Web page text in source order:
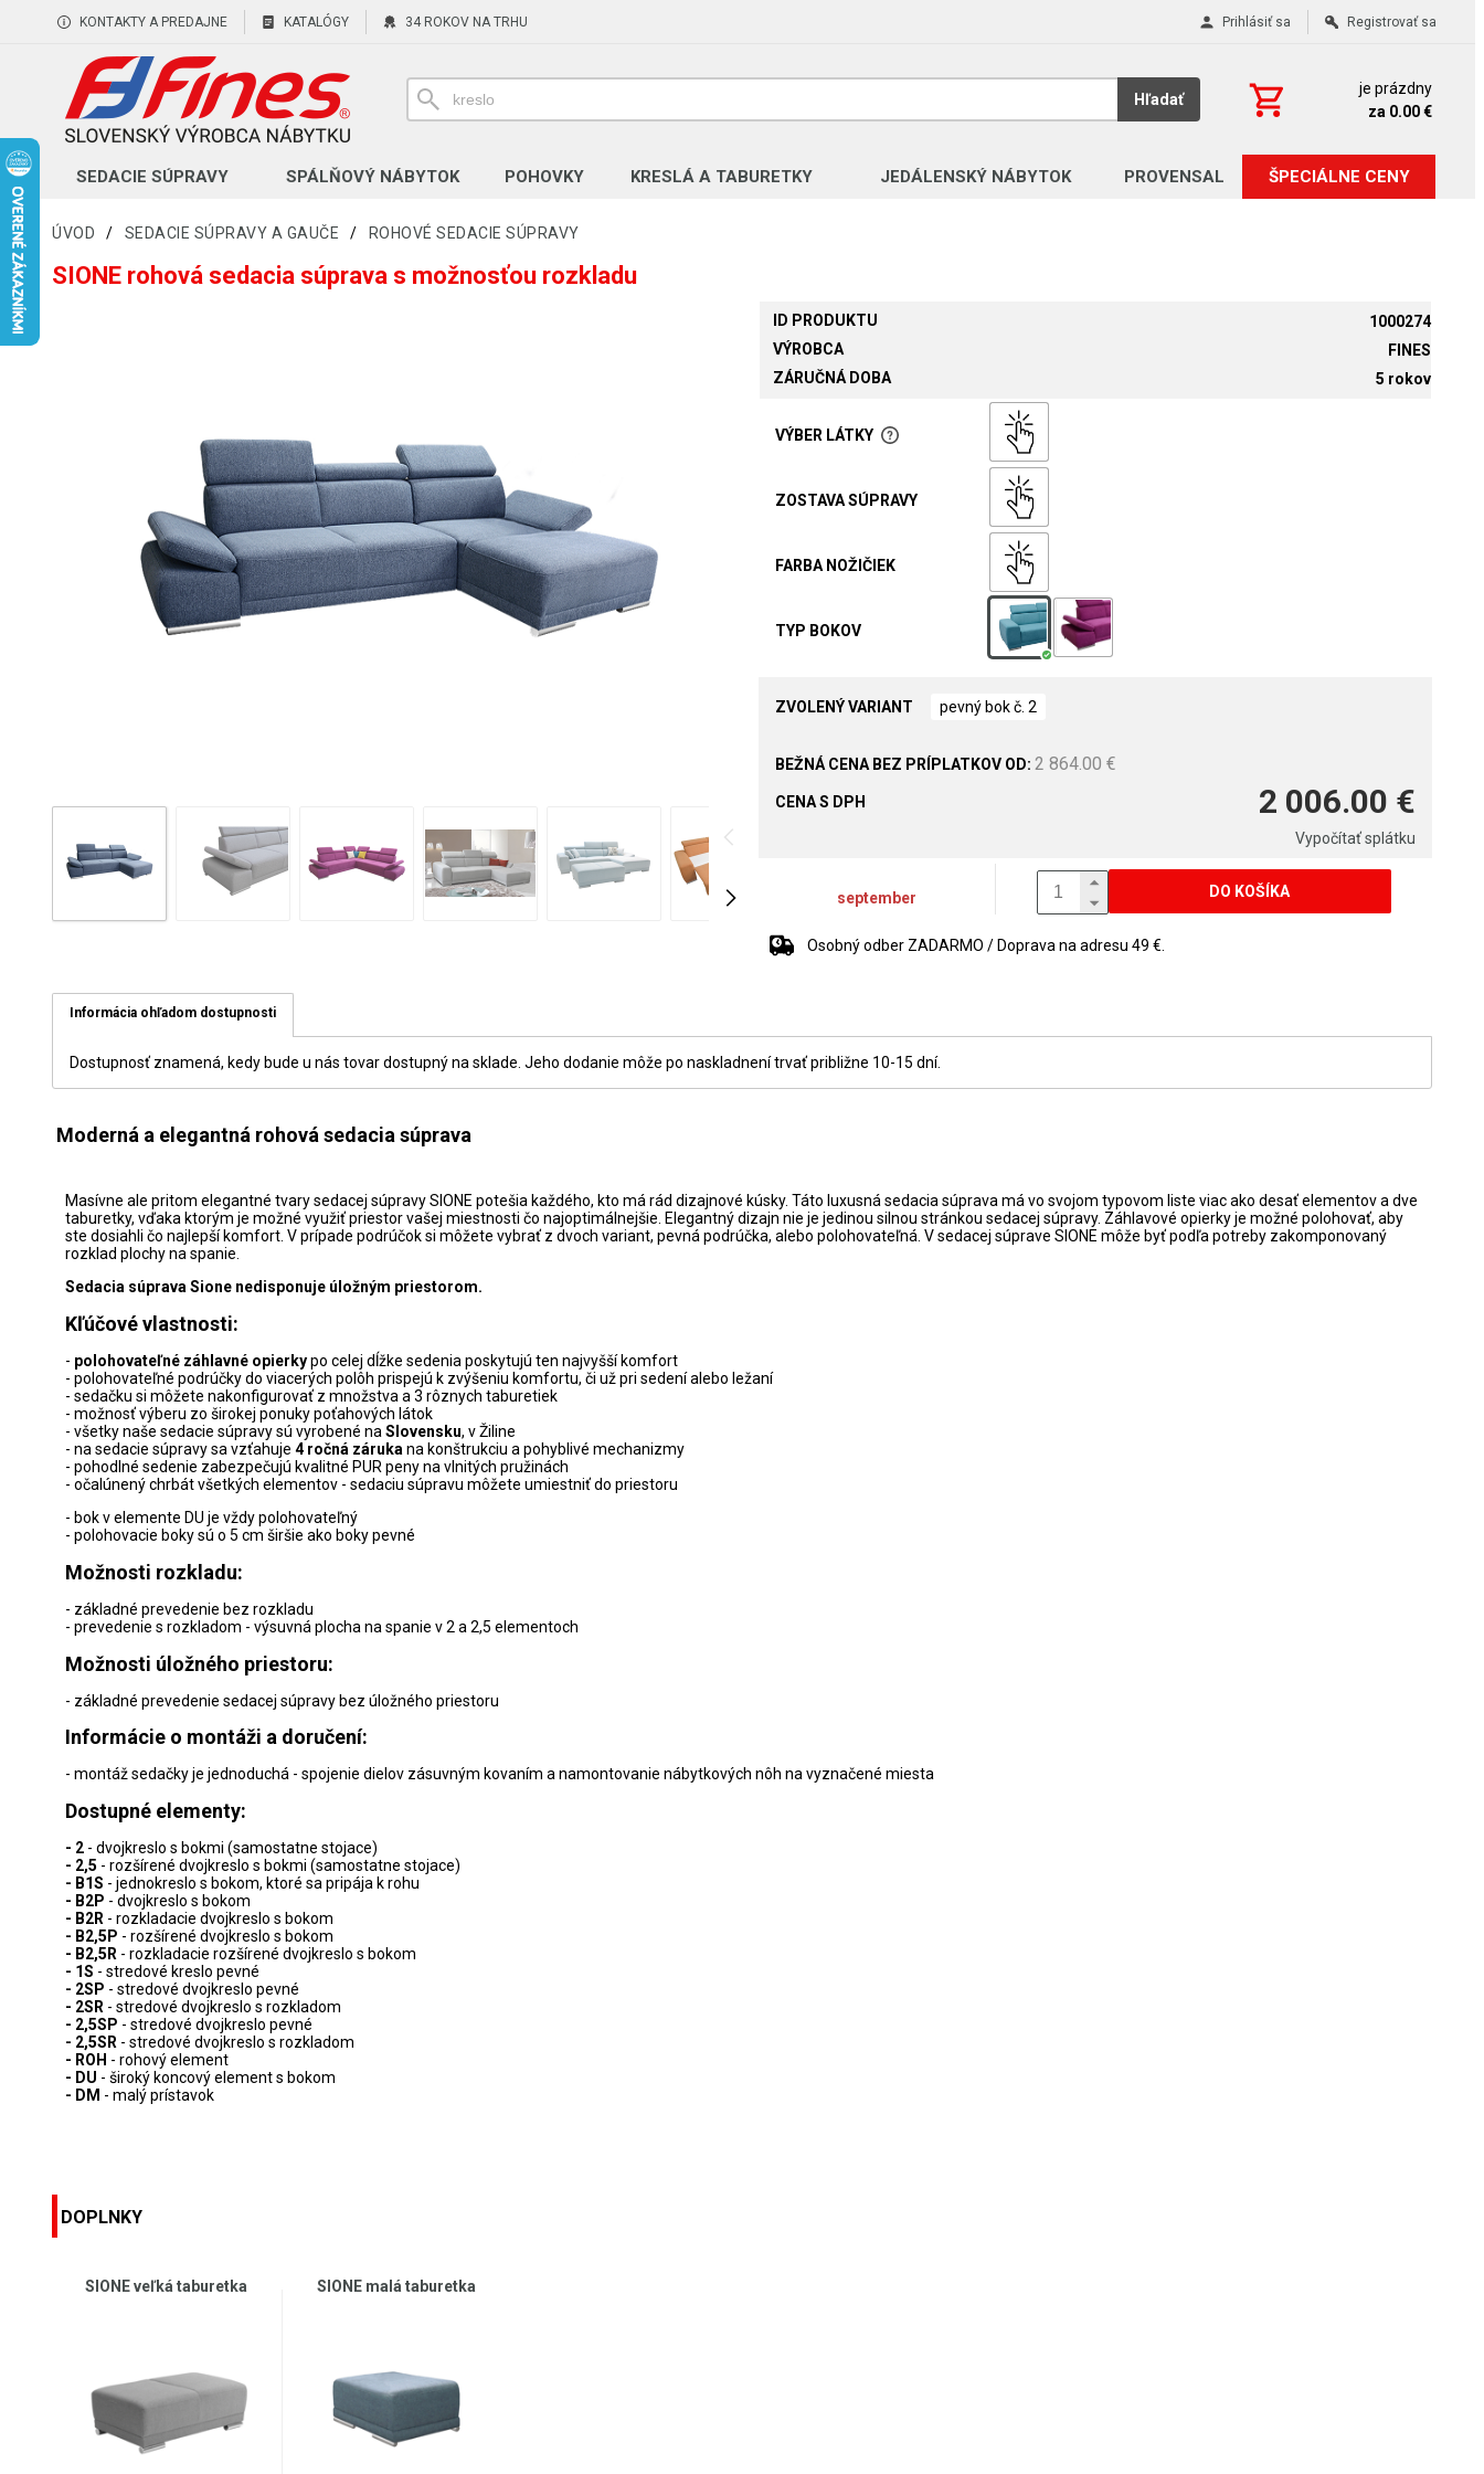
KONTAKTY A PREDAJNE KATALÓGY 34 ROKOV NA TRHU Prihlásiť sa Registrovať sa
Hľadať
je prázdny
za 0.00 €
SEDACIE SÚPRAVY SPÁLŇOVÝ NÁBYTOK POHOVKY KRESLÁ A TABURETKY JEDÁLENSKÝ NÁBYTOK PROVENSAL ŠPECIÁLNE CENY
ÚVOD / SEDACIE SÚPRAVY A GAUČE / ROHOVÉ SEDACIE SÚPRAVY
SIONE rohová sedacia súprava s možnosťou rozkladu
ID PRODUKTU
1000274
VÝROBCA
FINES
ZÁRUČNÁ DOBA
5 rokov
VÝBER LÁTKY
ZOSTAVA SÚPRAVY
FARBA NOŽIČIEK
TYP BOKOV
ZVOLENÝ VARIANT pevný bok č. 2
2 864.00 €
2 006.00 €
CENA S DPH
Vypočítať splátku
september DO KOŠÍKA
Osobný odber ZADARMO / Doprava na adresu 49 €.
Informácia ohľadom dostupnosti
Dostupnosť znamená, kedy bude u nás tovar dostupný na sklade. Jeho dodanie môže po naskladnení trvať približne 10-15 dní.
Moderná a elegantná rohová sedacia súprava
Masívne ale pritom elegantné tvary sedacej súpravy SIONE potešia každého, kto má rád dizajnové kúsky. Táto luxusná sedacia súprava má vo svojom typovom liste viac ako desať elementov a dve
taburetky, vďaka ktorým je možné využiť priestor vašej miestnosti čo najoptimálnejšie. Elegantný dizajn nie je jedinou silnou stránkou sedacej súpravy. Záhlavové opierky je možné polohovať, aby
ste dosiahli čo najlepší komfort. V prípade podrúčok si môžete vybrať z dvoch variant, pevná podrúčka, alebo polohovateľná. V sedacej súprave SIONE môže byť podľa potreby zakomponovaný
rozklad plochy na spanie.
Sedacia súprava Sione nedisponuje úložným priestorom.
Kľúčové vlastnosti:
- polohovateľné záhlavné opierkypo celej dĺžke sedenia poskytujú ten najvyšší komfort
- polohovateľné podrúčky do viacerých polôh prispejú k zvýšeniu komfortu, či už pri sedení alebo ležaní
- sedačku si môžete nakonfigurovať z množstva a 3 rôznych taburetiek
- možnosť výberu zo širokej ponuky poťahových látok
- všetky naše sedacie súpravy sú vyrobené na Slovensku, v Žiline
- na sedacie súpravy sa vzťahuje 4 ročná záruka na konštrukciu a pohyblivé mechanizmy
- pohodlné sedenie zabezpečujú kvalitné PUR peny na vlnitých pružinách
- očalúnený chrbát všetkých elementov - sedaciu súpravu môžete umiestniť do priestoru
- bok v elemente DU je vždy polohovateľný
- polohovacie boky sú o 5 cm širšie ako boky pevné
Možnosti rozkladu:
- základné prevedenie bez rozkladu
- prevedenie s rozkladom - výsuvná plocha na spanie v 2 a 2,5 elementoch
Možnosti úložného priestoru:
- základné prevedenie sedacej súpravy bez úložného priestoru
Informácie o montáži a doručení:
- montáž sedačky je jednoduchá - spojenie dielov zásuvným kovaním a namontovanie nábytkových nôh na vyznačené miesta
Dostupné elementy:
- 2 - dvojkreslo s bokmi (samostatne stojace)
- 2,5 - rozšírené dvojkreslo s bokmi (samostatne stojace)
- B1S - jednokreslo s bokom, ktoré sa pripája k rohu
- B2P - dvojkreslo s bokom
- B2R - rozkladacie dvojkreslo s bokom
- B2,5P - rozšírené dvojkreslo s bokom
- B2,5R - rozkladacie rozšírené dvojkreslo s bokom
- 1S - stredové kreslo pevné
- 2SP - stredové dvojkreslo pevné
- 2SR - stredové dvojkreslo s rozkladom
- 2,5SP - stredové dvojkreslo pevné
- 2,5SR - stredové dvojkreslo s rozkladom
- ROH - rohový element
- DU - široký koncový element s bokom
- DM - malý prístavok
DOPLNKY
SIONE veľká taburetka SIONE malá taburetka